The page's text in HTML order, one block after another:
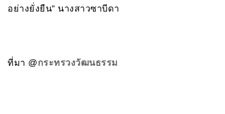
อย่างยั่งยืน” นางสาวซาบีดา
ที่มา @กระทรวงวัฒนธรรม